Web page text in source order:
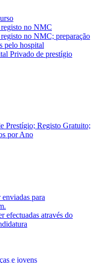
no NMC
no NMC; preparação
pelo hospital
Privado de prestígio
Prestígio; Registo Gratuito;
por Ano
para
efectuadas através do
e jovens